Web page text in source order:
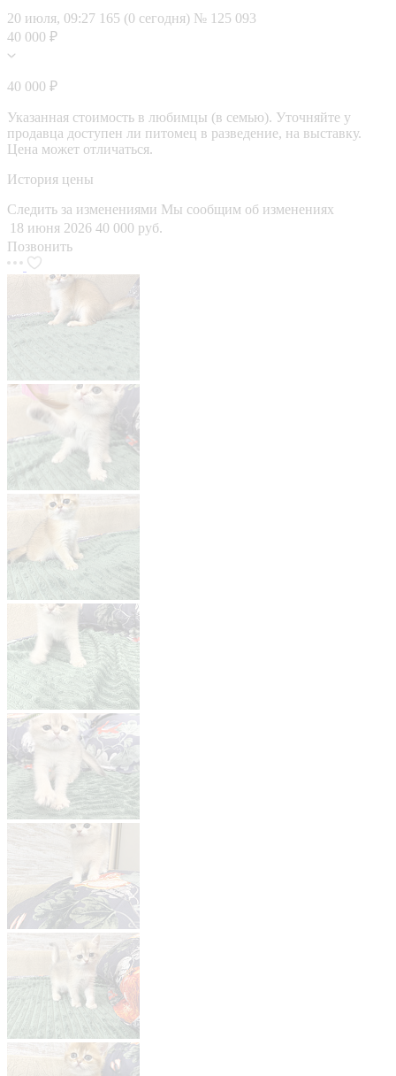
20 июля, 09:27 165 (0 сегодня) № 125 093
40 000 ₽
40 000 ₽
Указанная стоимость в любимцы (в семью). Уточняйте у
продавца доступен ли питомец в разведение, на выставку.
Цена может отличаться.
История цены
Следить за изменениями Мы сообщим об изменениях
18 июня 2026 40 000 руб.
Позвонить